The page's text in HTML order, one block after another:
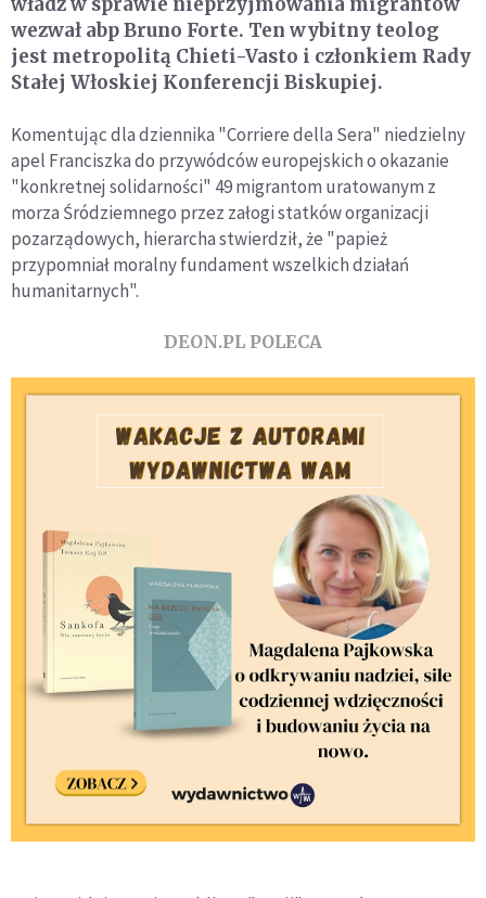
wezwał abp Bruno Forte. Ten wybitny teolog
jest metropolitą Chieti-Vasto i członkiem Rady
Stałej Włoskiej Konferencji Biskupiej.
Komentując dla dziennika "Corriere della Sera" niedzielny
apel Franciszka do przywódców europejskich o okazanie
"konkretnej solidarności" 49 migrantom uratowanym z
morza Śródziemnego przez załogi statków organizacji
pozarządowych, hierarcha stwierdził, że "papież
przypomniał moralny fundament wszelkich działań
humanitarnych".
DEON.PL POLECA